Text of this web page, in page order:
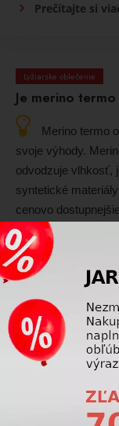
Prečítajte si
Lyžiarske oblečenie
Je merino
Merino termo
svoje výhody.
odvodzuje vlhkosť,
syntetické
cenovo
podmienok
Prečítajte si viac
Lyžiarske oblečenie
Ako si vybrať
Pri jarnom
priedušnosťou,
ochranou pred